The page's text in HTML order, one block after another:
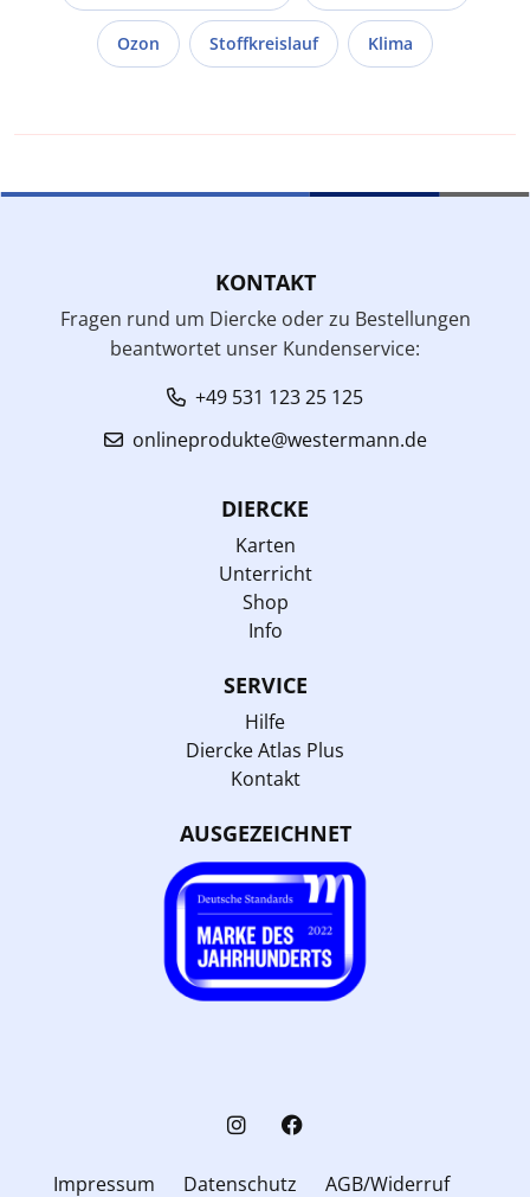
Ozon Stoffkreislauf Klima
KONTAKT
Fragen rund um Diercke oder zu Bestellungen
beantwortet unser Kundenservice:
+49 531 123 25 125
onlineprodukte@westermann.de
DIERCKE
Karten
Unterricht
Shop
Info
SERVICE
Hilfe
Diercke Atlas Plus
Kontakt
AUSGEZEICHNET
Impressum Datenschutz AGB/Widerruf